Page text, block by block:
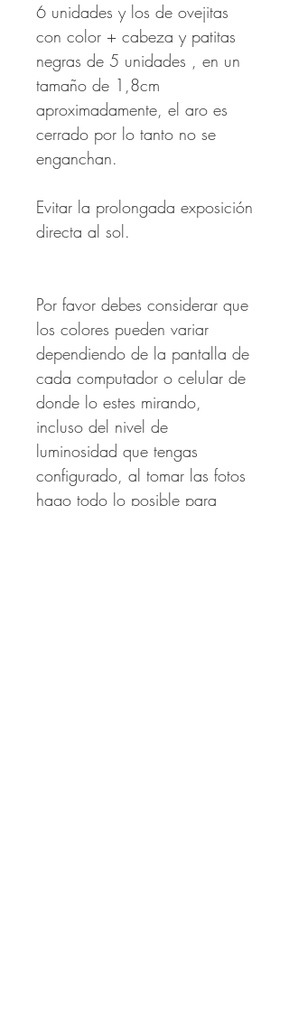
6 unidades y los de ovejitas
con color + cabeza y patitas
negras de 5 unidades , en un
tamaño de 1,8cm
aproximadamente, el aro es
cerrado por lo tanto no se
enganchan.
Evitar la prolongada exposición
directa al sol.
Por favor debes considerar que
los colores pueden variar
dependiendo de la pantalla de
cada computador o celular de
donde lo estes mirando,
incluso del nivel de
luminosidad que tengas
configurado, al tomar las fotos
hago todo lo posible para